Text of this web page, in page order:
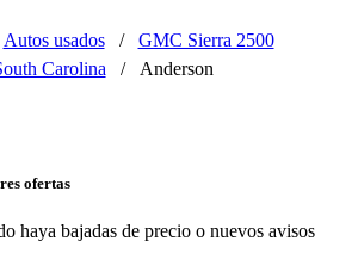
Autos usados /
GMC Sierra 2500
Carolina / Anderson
ofertas
haya bajadas de precio o nuevos avisos